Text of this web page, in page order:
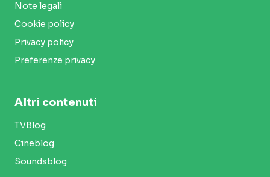
Note legali
Cookie policy
Privacy policy
Preferenze privacy
Altri contenuti
TVBlog
Cineblog
Soundsblog